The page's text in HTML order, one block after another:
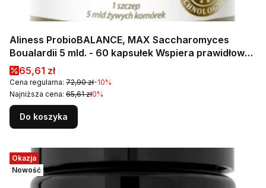
Aliness ProbioBALANCE, MAX Saccharomyces
Boualardii 5 mld. - 60 kapsułek Wspiera prawidłowe
funkcjonowanie jelit
Cena promocyjna
65,61 zł
Cena regularna: 72,90 zł-10%
Najniższa cena: 65,61 zł0%
Do koszyka
Okazja
Nowość